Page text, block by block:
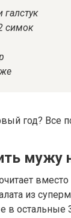
галстук
симок
год? Все
мужу
из
в